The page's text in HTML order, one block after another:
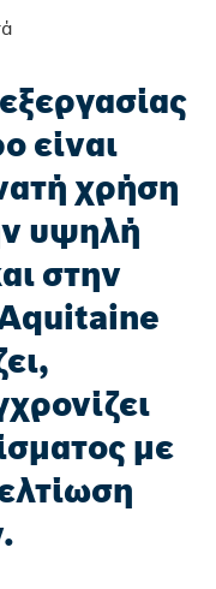
είναι
χρήση
υψηλή
στην
με